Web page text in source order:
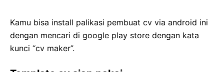
Kamu bisa install palikasi pembuat cv via android ini
dengan mencari di google play store dengan kata
kunci “cv maker”.